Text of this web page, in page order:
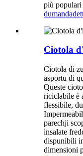
più
dumanda
Ciotola
Ciotola di
asportu di
Queste
riciclabile è
flessibile,
parechji
insalate
dispunibili
dimensioni